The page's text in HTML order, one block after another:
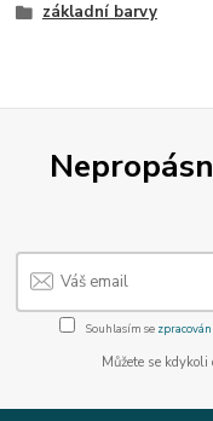
základní barvy
Souhlasím se
Můžete se